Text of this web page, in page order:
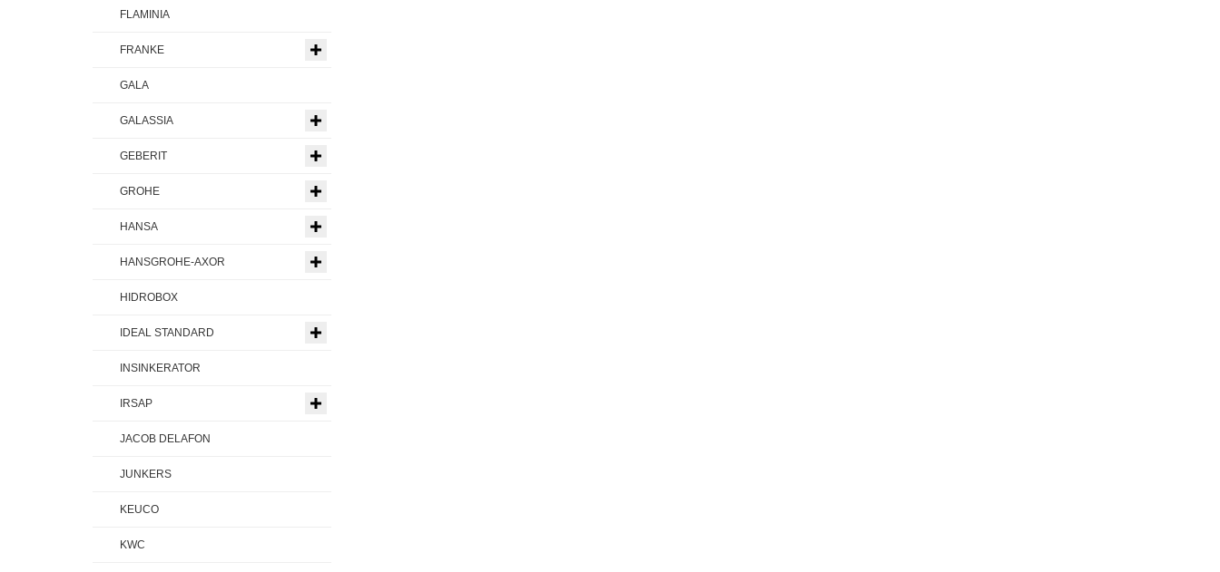
FLAMINIA
FRANKE
GALA
GALASSIA
GEBERIT
GROHE
HANSA
HANSGROHE-AXOR
HIDROBOX
IDEAL STANDARD
INSINKERATOR
IRSAP
JACOB DELAFON
JUNKERS
KEUCO
KWC